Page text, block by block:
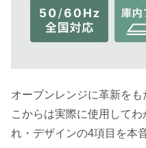
オーブンレンジに革新を
こからは実際に使用して
れ・デザインの4項目を本